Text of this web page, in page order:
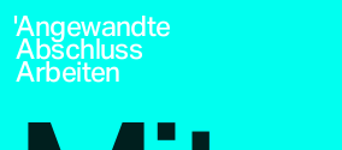
Angewandte
Abschluss
Arbeiten